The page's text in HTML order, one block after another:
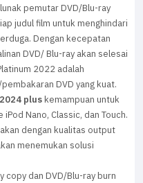
pemutar DVD/Blu-ray
judul film untuk menghindari
Dengan kecepatan
DVD/ Blu-ray akan selesai
2022 adalah
DVD yang kuat.
pluskemampuan untuk
Nano, Classic, dan Touch.
dengan kualitas output
menemukan solusi
copy dan DVD/Blu-ray burn